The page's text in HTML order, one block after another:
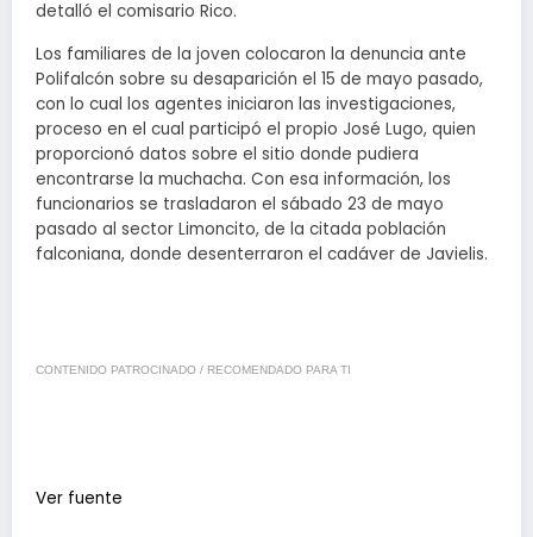
detalló el comisario Rico.
Los familiares de la joven colocaron la denuncia ante
Polifalcón sobre su desaparición el 15 de mayo pasado,
con lo cual los agentes iniciaron las investigaciones,
proceso en el cual participó el propio José Lugo, quien
proporcionó datos sobre el sitio donde pudiera
encontrarse la muchacha. Con esa información, los
funcionarios se trasladaron el sábado 23 de mayo
pasado al sector Limoncito, de la citada población
falconiana, donde desenterraron el cadáver de Javielis.
CONTENIDO PATROCINADO / RECOMENDADO PARA TI
Ver fuente